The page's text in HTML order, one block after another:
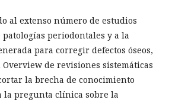
al extenso número de estudios
periodontales y a la
para corregir defectos óseos,
de revisiones sistemáticas
la brecha de conocimiento
la pregunta clínica sobre la